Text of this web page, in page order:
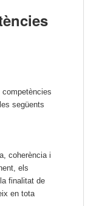
següents
coherència i
els
finalitat de
en tota